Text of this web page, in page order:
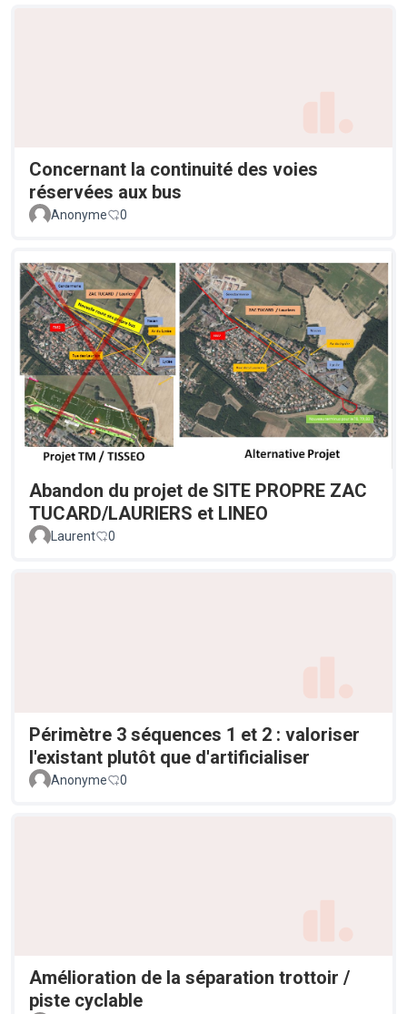
Concernant la continuité des voies
réservées aux bus
Anonyme 0
Abandon du projet de SITE PROPRE ZAC
TUCARD/LAURIERS et LINEO
Laurent 0
Périmètre 3 séquences 1 et 2 : valoriser
l'existant plutôt que d'artificialiser
Anonyme 0
Amélioration de la séparation trottoir /
piste cyclable